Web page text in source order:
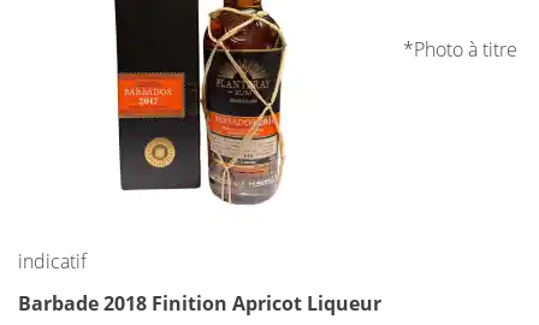
*Photo à titre
indicatif
Barbade 2018 Finition Apricot Liqueur